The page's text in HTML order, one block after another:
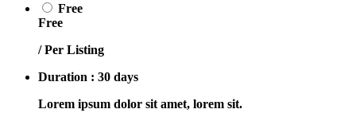
Free
Free
/ Per Listing
Duration : 30 days
Lorem ipsum dolor sit amet, lorem sit.